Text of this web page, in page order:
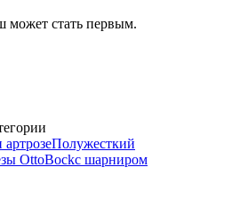
стать первым.
артрозеПолужесткий
OttoBockс шарниром